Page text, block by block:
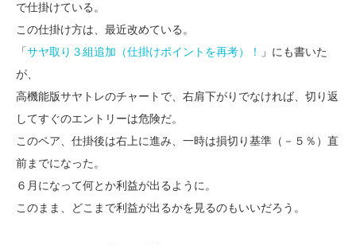
で仕掛けている。
この仕掛け方は、最近改めている。
「サヤ取り３組追加（仕掛けポイントを再考）！
」にも書いた
が、
高機能版サヤトレのチャートで、右肩下がりでなければ、切り返
してすぐのエントリーは危険だ。
このペア、仕掛後は右上に進み、一時は損切り基準（－５％）直
前までになった。
６月になって何とか利益が出るように。
このまま、どこまで利益が出るかを見るのもいいだろう。